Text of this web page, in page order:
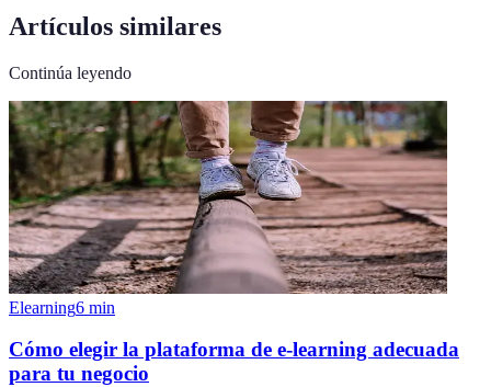
Artículos similares
Continúa leyendo
Elearning6 min
Cómo elegir la plataforma de e-learning adecuada
para tu negocio